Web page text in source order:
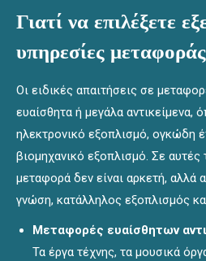
Γιατί να επιλέξετε
υπηρεσίες
Οι ειδικές απαιτήσεις σε
ευαίσθητα ή μεγάλα αντικείμενα,
ηλεκτρονικό εξοπλισμό, ογκώδη
βιομηχανικό εξοπλισμό. Σε αυτές
μεταφορά δεν είναι αρκετή, αλλά
γνώση, κατάλληλος εξοπλισμός
Μεταφορές ευαίσθητων
Τα έργα τέχνης, τα μουσικά